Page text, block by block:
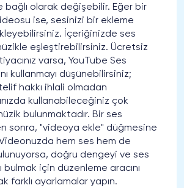
bağlı olarak değişebilir. Eğer bir
ise, sesinizi bir ekleme
İçeriğinizde ses
eşleştirebilirsiniz. Ücretsiz
varsa, YouTube Ses
kullanmayı düşünebilirsiniz;
hakkı ihlali olmadan
kullanabileceğiniz çok
bulunmaktadır. Bir ses
sonra, "videoya ekle" düğmesine
Videonuzda hem ses hem de
doğru dengeyi ve ses
bulmak için düzenleme aracını
farklı ayarlamalar yapın.